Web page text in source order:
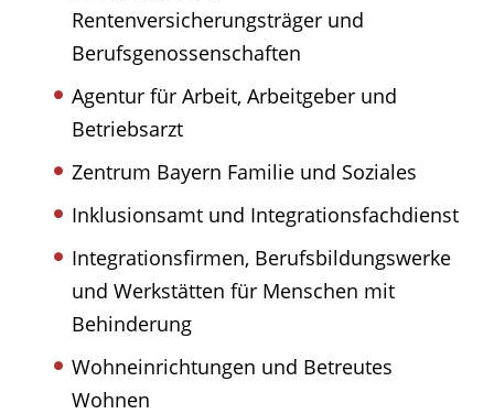
Rentenversicherungsträger und
Berufsgenossenschaften
Agentur für Arbeit, Arbeitgeber und
Betriebsarzt
Zentrum Bayern Familie und Soziales
Inklusionsamt und Integrationsfachdienst
Integrationsfirmen, Berufsbildungswerke
und Werkstätten für Menschen mit
Behinderung
Wohneinrichtungen und Betreutes
Wohnen